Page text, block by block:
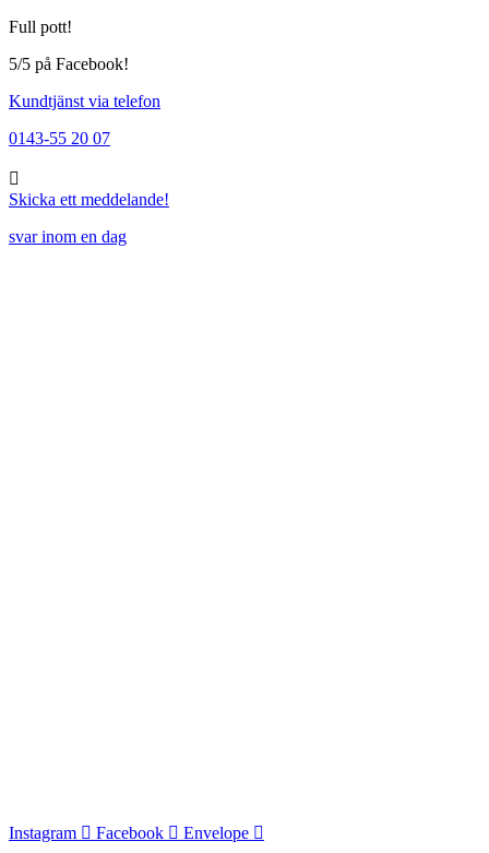
Full pott!
5/5 på Facebook!
Kundtjänst via telefon
0143-55 20 07
Skicka ett meddelande!
svar inom en dag
Instagram Facebook Envelope